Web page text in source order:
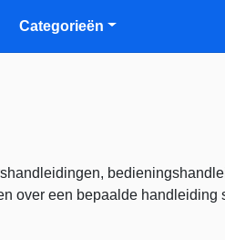
Categorieën
over een bepaalde handleiding